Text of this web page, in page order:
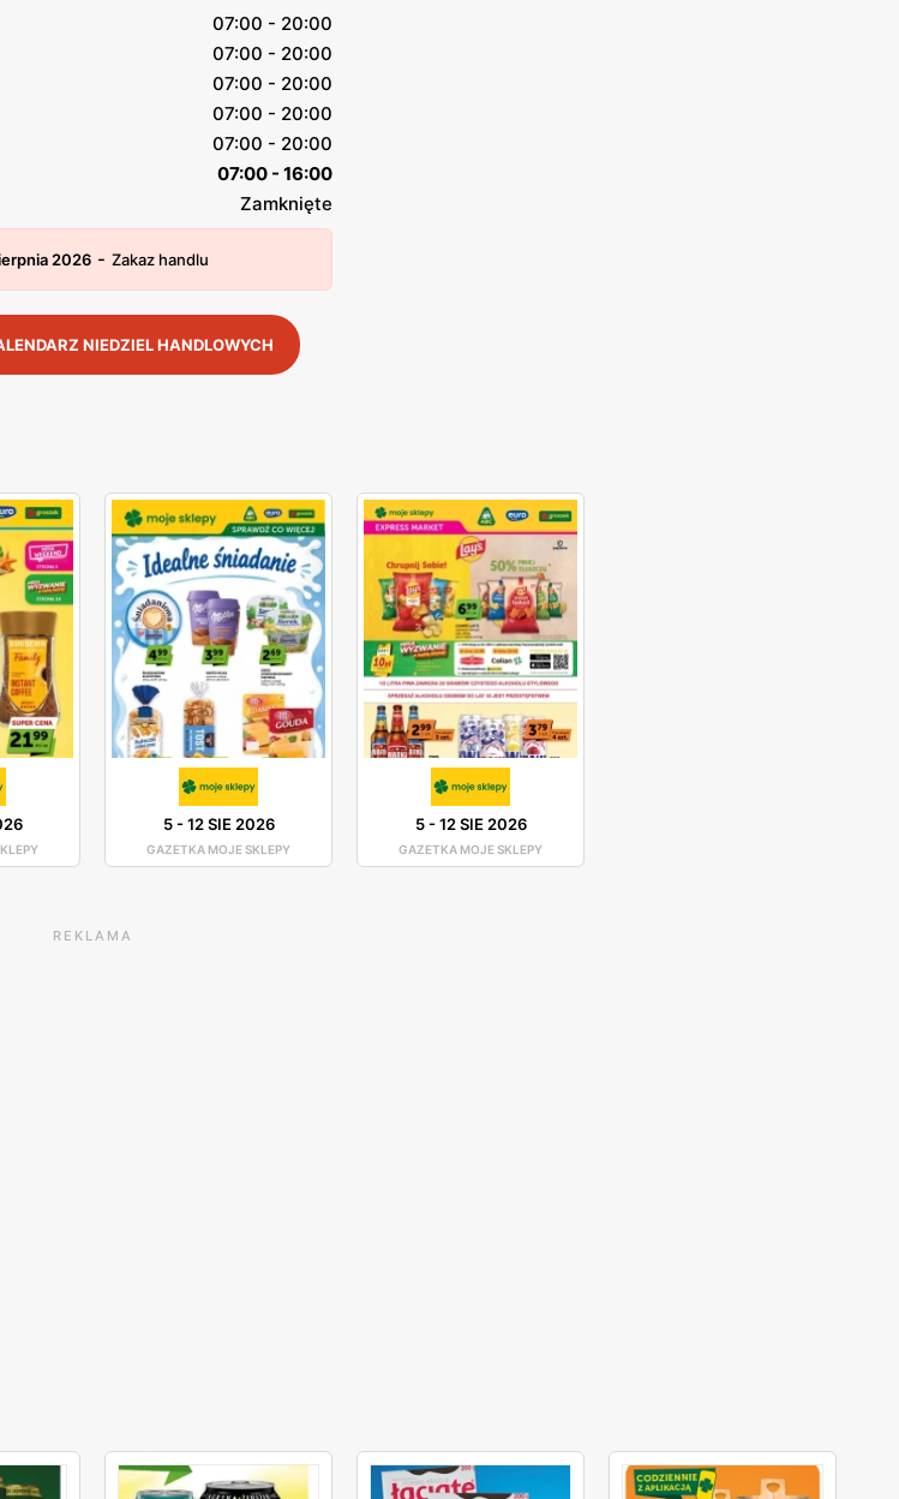
07:00 - 20:00
07:00 - 20:00
07:00 - 20:00
07:00 - 20:00
07:00 - 20:00
07:00 - 16:00
Zamknięte
2026 - Zakaz handlu
NIEDZIEL HANDLOWYCH
5-12 SIE 2026
GAZETKA MOJE SKLEPY
5-12 SIE 2026
GAZETKA MOJE SKLEPY
REKLAMA